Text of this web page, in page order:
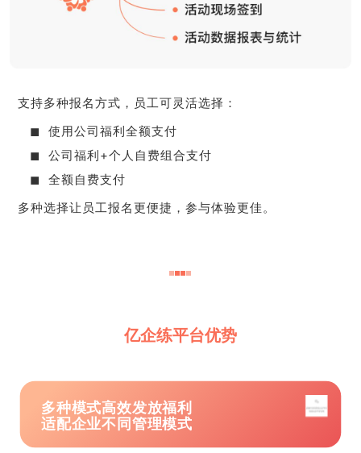
支持多种报名方式，员工可灵活选择：
◼ 使用公司福利全额支付
◼ 公司福利+个人自费组合支付
◼ 全额自费支付
多种选择让员工报名更便捷，参与体验更佳。
亿企练平台优势
多种模式高效发放福利
适配企业不同管理模式